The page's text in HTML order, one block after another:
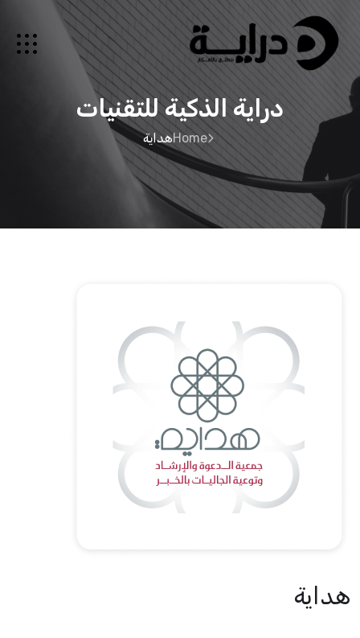
دراية الذكية للتقنيات
Homeهداية
هداية